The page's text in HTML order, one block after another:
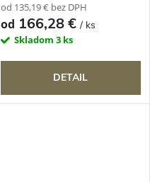
od 135,19 € bez DPH
od 166,28 €/ ks
Skladom 3 ks
DETAIL